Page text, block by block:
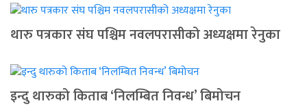
थारु पत्रकार संघ पश्चिम नवलपरासीको अध्यक्षमा रेनुका
इन्दु थारुको किताब ‘निलम्बित निवन्ध’ बिमोचन